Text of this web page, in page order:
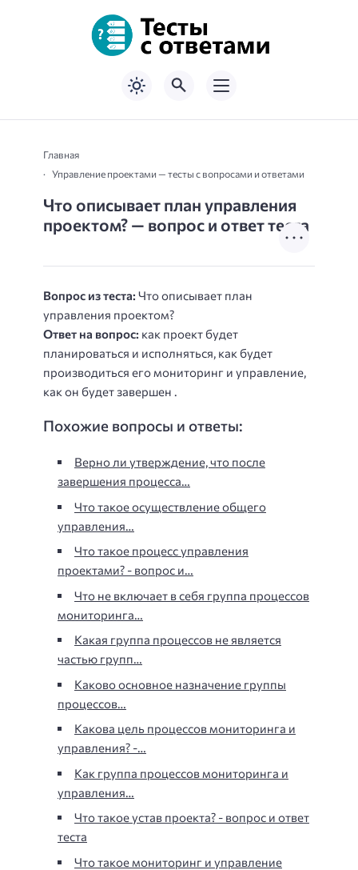
Главная
Управление проектами — тесты с вопросами и ответами
Что описывает план управления
проектом? — вопрос и ответ теста
Вопрос из теста: Что описывает план
управления проектом?
Ответ на вопрос: как проект будет
планироваться и исполняться, как будет
производиться его мониторинг и управление,
как он будет завершен .
Похожие вопросы и ответы:
Верно ли утверждение, что после
завершения процесса…
Что такое осуществление общего
управления…
Что такое процесс управления
проектами? - вопрос и…
Что не включает в себя группа процессов
мониторинга…
Какая группа процессов не является
частью групп…
Каково основное назначение группы
процессов…
Какова цель процессов мониторинга и
управления? -…
Как группа процессов мониторинга и
управления…
Что такое устав проекта? - вопрос и ответ
теста
Что такое мониторинг и управление